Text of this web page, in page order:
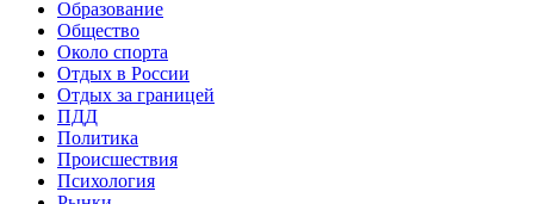
Образование
Общество
Около спорта
Отдых в России
Отдых за границей
ПДД
Политика
Происшествия
Психология